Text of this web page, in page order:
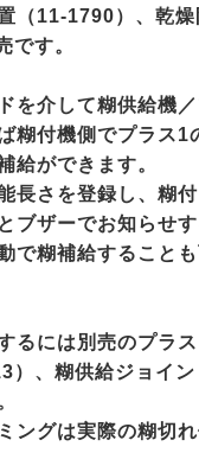
（11-1790）、乾燥
です。
を介して糊供給機
糊付機側でプラス1
給ができます。
長さを登録し、糊
ブザーでお知らせ
で糊補給することも
るには別売のプラ
）、糊供給ジョイン
ングは実際の糊切れ